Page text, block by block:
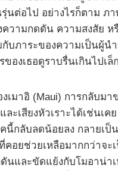
นต่อไป อย่างไรก็ตาม ภ
ความกดดัน ความสงสัย
บภาระของความเป็นผู้น
องเธอดูราบรื่นเกินไปเล็
เมาอิ (Maui) การกลับมา
ละเสียงหัวเราะได้เช่นเ
นี้กลับลดน้อยลง กลายเป็
อยช่วยเหลือมากกว่าจะ
นและขัดแย้งกับโมอาน่า